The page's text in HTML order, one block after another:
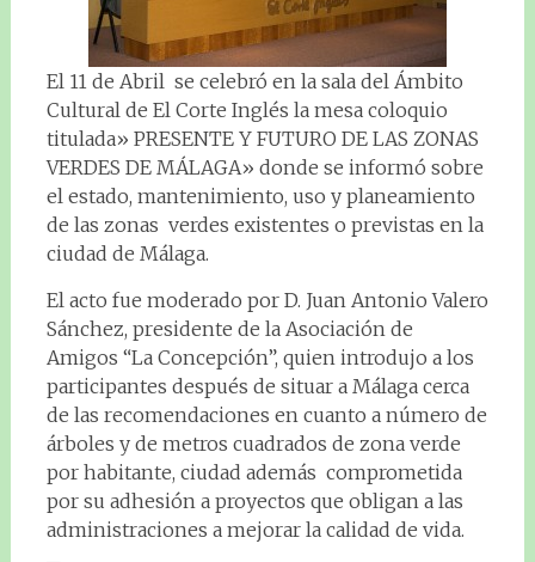
El 11 de Abril se celebró en la sala del Ámbito
Cultural de El Corte Inglés la mesa coloquio
titulada» PRESENTE Y FUTURO DE LAS ZONAS
VERDES DE MÁLAGA» donde se informó sobre
el estado, mantenimiento, uso y planeamiento
de las zonas verdes existentes o previstas en la
ciudad de Málaga.
El acto fue moderado por D. Juan Antonio Valero
Sánchez, presidente de la Asociación de
Amigos “La Concepción”, quien introdujo a los
participantes después de situar a Málaga cerca
de las recomendaciones en cuanto a número de
árboles y de metros cuadrados de zona verde
por habitante, ciudad además comprometida
por su adhesión a proyectos que obligan a las
administraciones a mejorar la calidad de vida.